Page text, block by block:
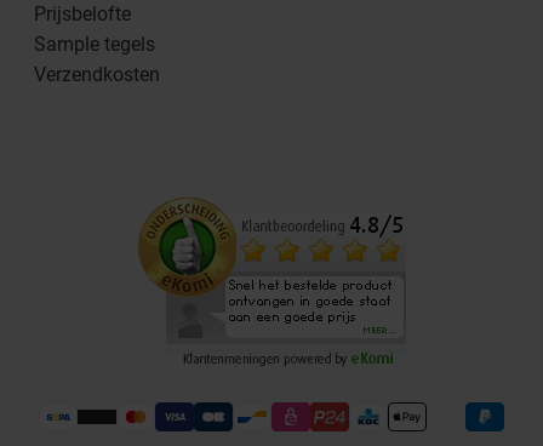
Prijsbelofte
Sample tegels
Verzendkosten